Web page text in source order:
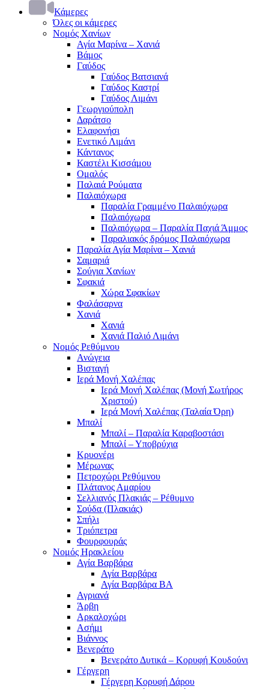
Κάμερες
Όλες οι κάμερες
Νομός Χανίων
Αγία Μαρίνα – Χανιά
Βάμος
Γαύδος
Γαύδος Βατσιανά
Γαύδος Καστρί
Γαύδος Λιμάνι
Γεωργιούπολη
Δαράτσο
Ελαφονήσι
Ενετικό Λιμάνι
Κάντανος
Καστέλι Κισσάμου
Ομαλός
Παλαιά Ρούματα
Παλαιόχωρα
Παραλία Γραμμένο Παλαιόχωρα
Παλαιόχωρα
Παλαιόχωρα – Παραλία Παχιά Άμμος
Παραλιακός δρόμος Παλαιόχωρα
Παραλία Αγία Μαρίνα – Χανιά
Σαμαριά
Σούγια Χανίων
Σφακιά
Χώρα Σφακίων
Φαλάσαρνα
Χανιά
Χανιά
Χανιά Παλιό Λιμάνι
Νομός Ρεθύμνου
Ανώγεια
Βισταγή
Ιερά Μονή Χαλέπας
Ιερά Μονή Χαλέπας (Μονή Σωτήρος
Χριστού)
Ιερά Μονή Χαλέπας (Ταλαία Όρη)
Μπαλί
Μπαλί – Παραλία Καραβοστάσι
Μπαλί – Υποβρύχια
Κρυονέρι
Μέρωνας
Πετροχώρι Ρεθύμνου
Πλάτανος Αμαρίου
Σελλιανός Πλακιάς – Ρέθυμνο
Σούδα (Πλακιάς)
Σπήλι
Τριόπετρα
Φουρφουράς
Νομός Ηρακλείου
Αγία Βαρβάρα
Αγία Βαρβάρα
Αγία Βαρβάρα ΒΑ
Αγριανά
Άρβη
Αρκαλοχώρι
Ασήμι
Βιάννος
Βενεράτο
Βενεράτο Δυτικά – Κορυφή Κουδούνι
Γέργερη
Γέργερη Κορυφή Δάρου